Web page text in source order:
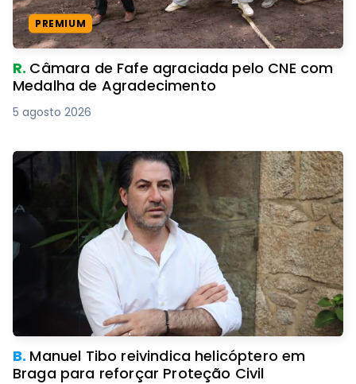
PREMIUM
R. Câmara de Fafe agraciada pelo CNE com
Medalha de Agradecimento
5 agosto 2026
B. Manuel Tibo reivindica helicóptero em
Braga para reforçar Proteção Civil